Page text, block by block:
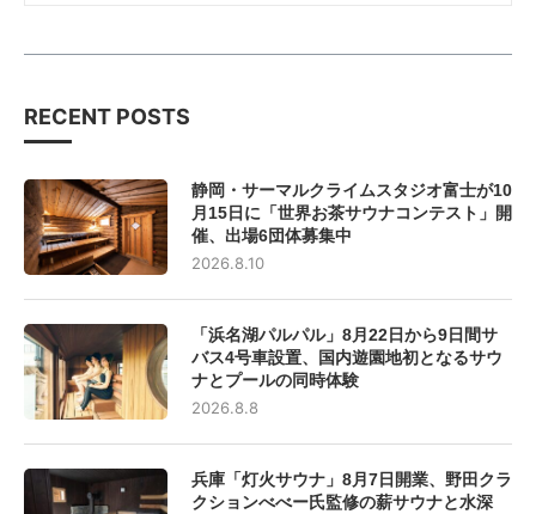
RECENT POSTS
静岡・サーマルクライムスタジオ富士が10
月15日に「世界お茶サウナコンテスト」開
催、出場6団体募集中
2026.8.10
「浜名湖パルパル」8月22日から9日間サ
バス4号車設置、国内遊園地初となるサウ
ナとプールの同時体験
2026.8.8
兵庫「灯火サウナ」8月7日開業、野田クラ
クションべべー氏監修の薪サウナと水深